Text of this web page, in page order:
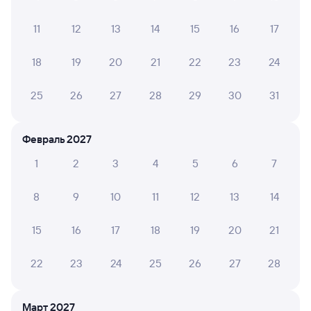
9,3
ОТО отель Tweed
2 ⁠755 ⁠₽ 8 ⁠037 ⁠₽
по этому направлению
Мы отображаем актуальные отзывы и не удаляем
11 12 13 14 15 16 17
18 19 20 21 22 23 24
25 26 27 28 29 30 31
Февраль 2027
1
2 3 4 5 6 7
8 9 10 11 12 13 14
15 16 17 18 19 20 21
22 23 24 25 26 27 28
Март 2027